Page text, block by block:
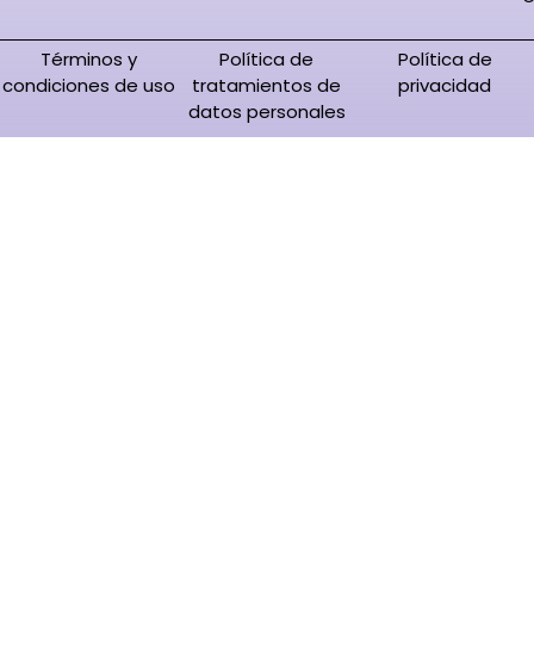
Términos y
condiciones de uso
Política de
tratamientos de
datos personales
Política de
privacidad